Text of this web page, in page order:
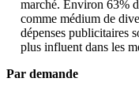
marché. Environ 63%
comme médium de
dépenses publicitaires
plus influent dans les
Par demande